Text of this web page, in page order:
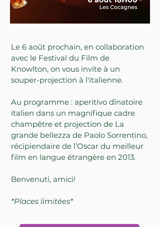
Le 6 août prochain, en collaboration
avec le Festival du Film de
Knowlton, on vous invite à un
souper-projection à l'italienne.
Au programme : aperitivo dînatoire
italien dans un magnifique cadre
champêtre et projection de La
grande bellezza de Paolo Sorrentino,
récipiendaire de l’Oscar du meilleur
film en langue étrangère en 2013.
Benvenuti, amici!
*Places limitées*